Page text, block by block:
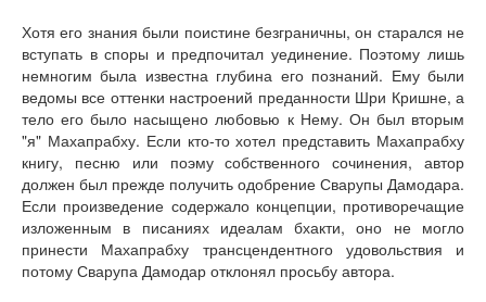
Хотя его знания были поистине безграничны, он старался не
вступать в споры и предпочитал уединение. Поэтому лишь
немногим была известна глубина его познаний. Ему были
ведомы все оттенки настроений преданности Шри Кришне, а
тело его было насыщено любовью к Нему. Он был вторым
"я" Махапрабху. Если кто-то хотел представить Махапрабху
книгу, песню или поэму собственного сочинения, автор
должен был прежде получить одобрение Сварупы Дамодара.
Если произведение содержало концепции, противоречащие
изложенным в писаниях идеалам бхакти, оно не могло
принести Махапрабху трансцендентного удовольствия и
потому Сварупа Дамодар отклонял просьбу автора.